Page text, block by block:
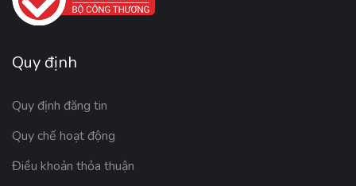
Quy định
Quy định đăng tin
Quy chế hoạt động
Điều khoản thỏa thuận